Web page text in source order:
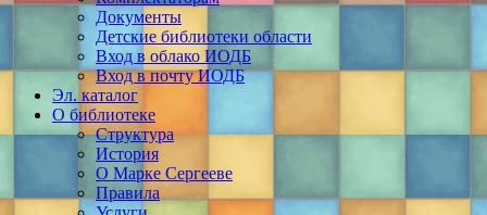
Документы
Детские библиотеки области
Вход в облако ИОДБ
Вход в почту ИОДБ
Эл. каталог
О библиотеке
Структура
История
О Марке Сергееве
Правила